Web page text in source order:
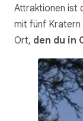
Attraktionen ist
mit fünf Kratern
Ort, den du in